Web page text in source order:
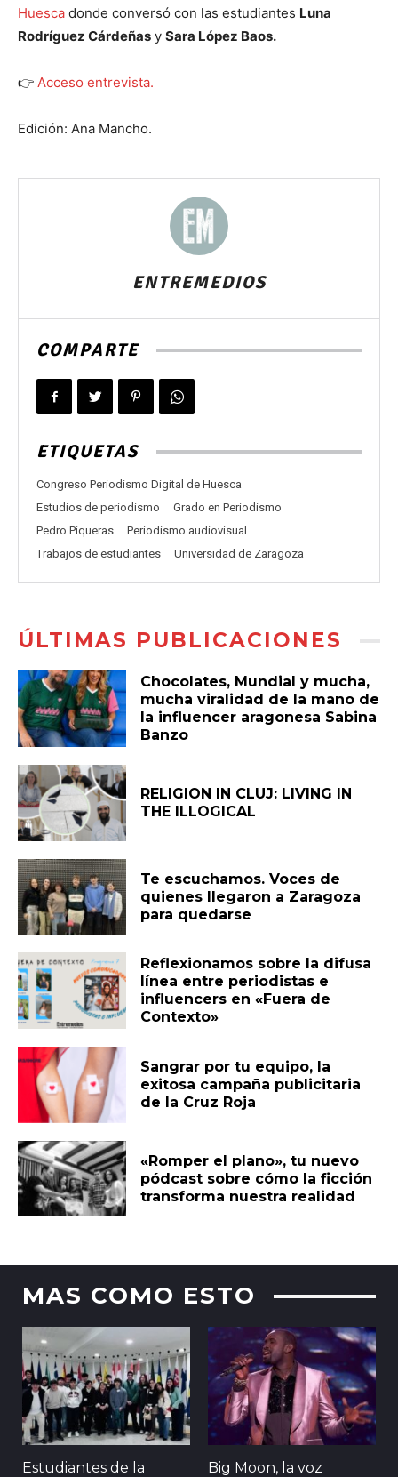
Huesca donde conversó con las estudiantes Luna
Rodríguez Cárdeñas y Sara López Baos.
👉 Acceso entrevista.
Edición: Ana Mancho.
ENTREMEDIOS
COMPARTE
ETIQUETAS
Congreso Periodismo Digital de Huesca
Estudios de periodismo
Grado en Periodismo
Pedro Piqueras
Periodismo audiovisual
Trabajos de estudiantes
Universidad de Zaragoza
ÚLTIMAS PUBLICACIONES
Chocolates, Mundial y mucha,
mucha viralidad de la mano de
la influencer aragonesa Sabina
Banzo
RELIGION IN CLUJ: LIVING IN
THE ILLOGICAL
Te escuchamos. Voces de
quienes llegaron a Zaragoza
para quedarse
Reflexionamos sobre la difusa
línea entre periodistas e
influencers en «Fuera de
Contexto»
Sangrar por tu equipo, la
exitosa campaña publicitaria
de la Cruz Roja
«Romper el plano», tu nuevo
pódcast sobre cómo la ficción
transforma nuestra realidad
MAS COMO ESTO
Estudiantes de la
Big Moon, la voz